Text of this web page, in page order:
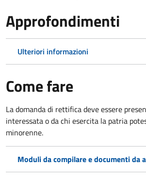
Approfondimenti
Ulteriori informazioni
Come fare
La domanda di rettifica deve essere
interessata oda chi esercita la patria
minorenne.
Moduli da compilare e documenti da